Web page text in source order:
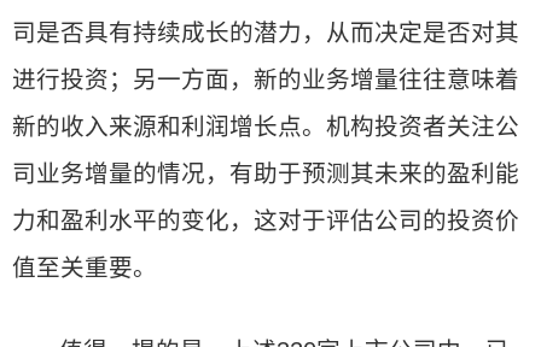
司是否具有持续成长的潜力，从而决定是否对其
进行投资；另一方面，新的业务增量往往意味着
新的收入来源和利润增长点。机构投资者关注公
司业务增量的情况，有助于预测其未来的盈利能
力和盈利水平的变化，这对于评估公司的投资价
值至关重要。